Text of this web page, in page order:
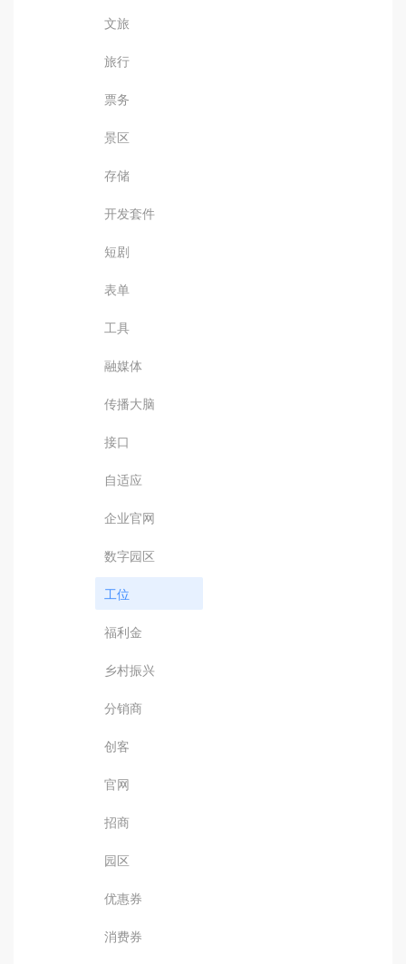
文旅
旅行
票务
景区
存储
开发套件
短剧
表单
工具
融媒体
传播大脑
接口
自适应
企业官网
数字园区
工位
福利金
乡村振兴
分销商
创客
官网
招商
园区
优惠券
消费券